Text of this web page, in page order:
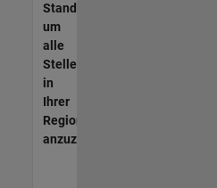
Standort,
um
alle
Stellenangebote
in
Ihrer
Region
anzuzeigen.